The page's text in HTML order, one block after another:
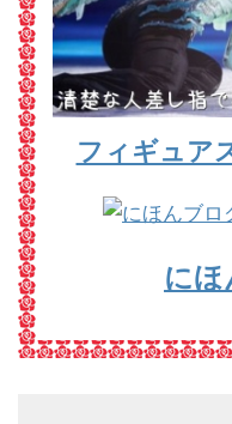
フィギュア
にほ